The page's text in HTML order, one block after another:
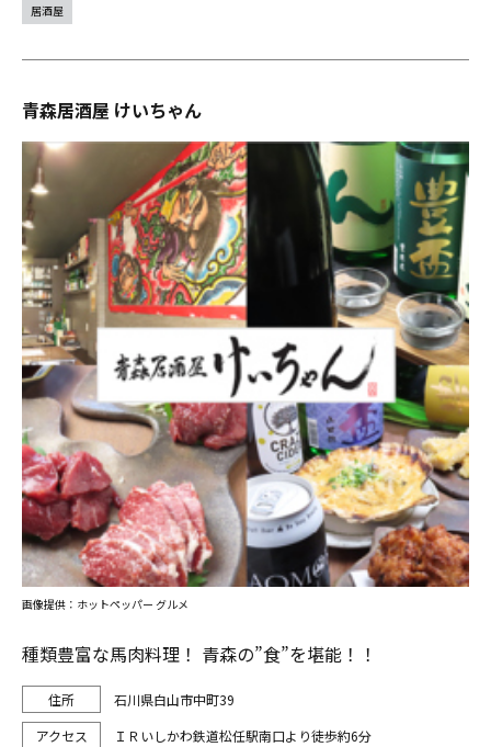
居酒屋
青森居酒屋 けいちゃん
種類豊富な馬肉料理！ 青森の”食”を堪能！！
石川県白山市中町39
ＩＲいしかわ鉄道松任駅南口より徒歩約6分
画像提供：ホットペッパー グルメ